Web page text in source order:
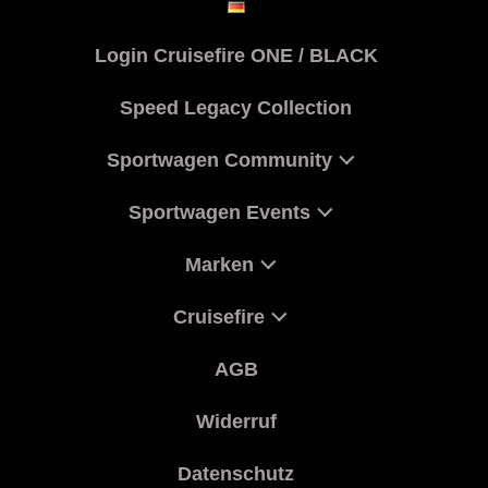
Login Cruisefire ONE / BLACK
Speed Legacy Collection
Sportwagen Community
Sportwagen Events
Marken
Cruisefire
AGB
Widerruf
Datenschutz